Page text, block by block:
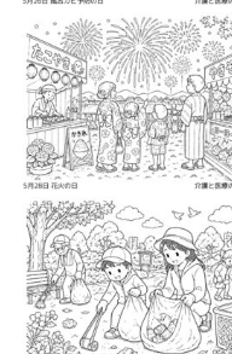
2026-05-12
2026-05-16